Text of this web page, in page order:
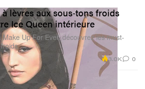
lèvres aux sous‑tons froids
Ice Queen intérieure
Make Up For Ever, découvrez les must-
3.0K 0